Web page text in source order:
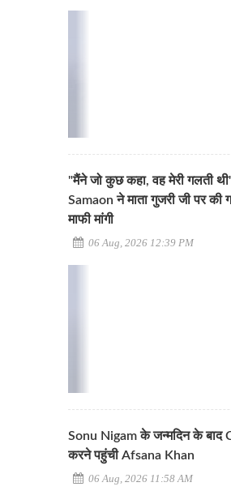
"मैंने जो कुछ कहा, वह मेरी गलती
Samaon ने माता गुजरी जी पर की
माफी मांगी
06 Aug, 2026 12:39 PM
Sonu Nigam के जन्मदिन के बाद
करने पहुंची Afsana Khan
06 Aug, 2026 11:58 AM